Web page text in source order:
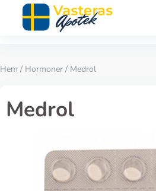
Hem / Hormoner / Medrol
Medrol